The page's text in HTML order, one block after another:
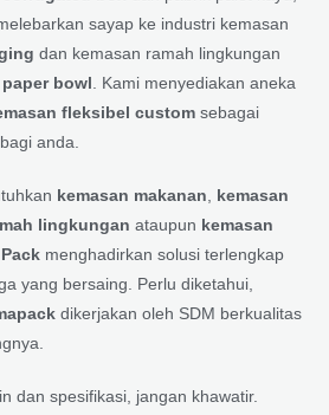
sayap ke industri kemasan
dan kemasan ramah lingkungan
paper bowl . Kami menyediakan aneka
fleksibel custom sebagai
anda.
kemasan makanan
kemasan
lingkungan ataupun kemasan
menghadirkan solusi terlengkap
yang bersaing. Perlu diketahui,
dikerjakan oleh SDM berkualitas
dan spesifikasi, jangan khawatir.